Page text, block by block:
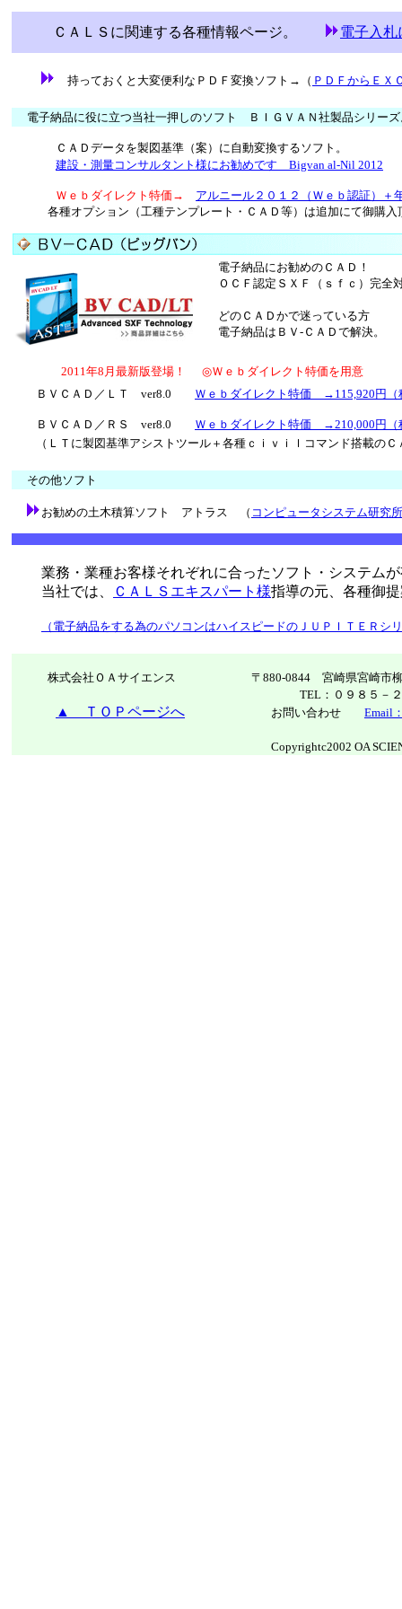
ＣＡＬＳに関連する各種情報ページ。 電子入札
持っておくと大変便利なＰＤＦ変換ソフト→（ ＰＤＦからＥＸ
電子納品に役に立つ当社一押しのソフト ＢＩＧＶＡＮ社製品シ
ＣＡＤデータを製図基準（案）に自動変換するソフト。
建設・測量コンサルタント様にお勧めです Bigvan al-Nil 2012
Ｗｅｂダイレクト特価→ アルニール２０１２（Ｗｅｂ認証）＋
各種オプション（工種テンプレート・ＣＡＤ等）は追加にて御購入
電子納品にお勧めのＣＡＤ！
ＯＣＦ認定ＳＸＦ（ｓｆｃ）完
どのＣＡＤかで迷っている方
電子納品はＢＶ-ＣＡＤで解決。
2011年8月最新版登場！
◎Ｗｅｂダイレクト特価を用
ＢＶＣＡＤ／ＬＴ ver8.0
Ｗｅｂダイレクト特価 →115,920円（
ＢＶＣＡＤ／ＲＳ ver8.0
Ｗｅｂダイレクト特価 →210,000円（
（ＬＴに製図基準アシストツール＋各種ｃｉｖｉｌコマンド搭載のＣ
その他ソフト
お勧めの土木積算ソフト アトラス （ コンピュータシステム研究所
業務・業種お客様それぞれに合ったソフト・システムが
当社では、
ＣＡＬＳエキスパート様指導の元、各種御
（電子納品をする為のパソコンはハイスピードのＪＵＰＩＴＥＲシ
株式会社ＯＡサイエンス
〒880-0844 宮崎県宮崎市柳
TEL：０９８５－
▲ ＴＯＰページへ お問い合わせ Email
Copyrightc2002 OA